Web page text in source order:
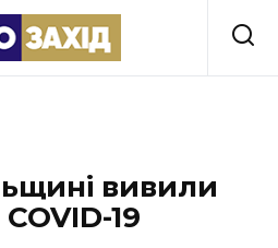
вивили
19